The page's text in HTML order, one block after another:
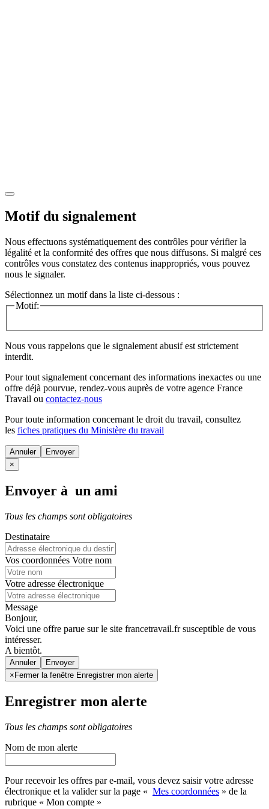
Motif du signalement
Nous effectuons systématiquement des contrôles pour vérifier la
légalité et la conformité des offres que nous diffusons. Si malgré ces
contrôles vous constatez des contenus inappropriés, vous pouvez
nous le signaler.
Sélectionnez un motif dans la liste ci-dessous :
Motif:
Nous vous rappelons que le signalement abusif est strictement
interdit.
Pour tout signalement concernant des informations inexactes ou une
offre déjà pourvue, rendez-vous auprès de votre agence France
Travail ou contactez-nous
Pour toute information concernant le droit du travail, consultez
les fiches pratiques du Ministère du travail
Annuler
×
Envoyer à un ami
Tous les champs sont obligatoires
Destinataire
Vos coordonnées Votre nom
Votre adresse électronique
Message
Bonjour,
Voici une offre parue sur le site francetravail.fr susceptible de vous
intéresser.
A bientôt.
Annuler
× Fermer la fenêtre Enregistrer mon alerte
Enregistrer mon alerte
Tous les champs sont obligatoires
Nom de mon alerte
Pour recevoir les offres par e-mail, vous devez saisir votre adresse
électronique et la valider sur la page « Mes coordonnées » de la
rubrique « Mon compte »